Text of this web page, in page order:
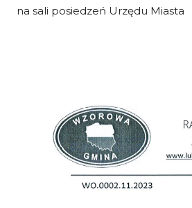
na sali posiedzeń Urzędu Miasta